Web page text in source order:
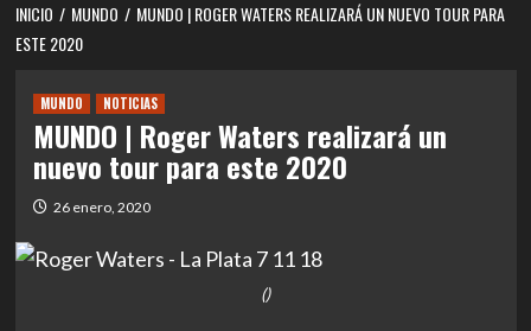
INICIO MUNDO
MUNDO | ROGER WATERS REALIZARÁ UN NUEVO TOUR PARA
ESTE 2020
MUNDO NOTICIAS
MUNDO | Roger Waters realizará un
nuevo tour para este 2020
26 enero, 2020
()